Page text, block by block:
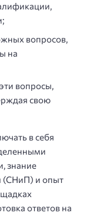
вопросов,
на
вопросы,
свою
в себя
знание
(СНиП) и опыт
ответов на